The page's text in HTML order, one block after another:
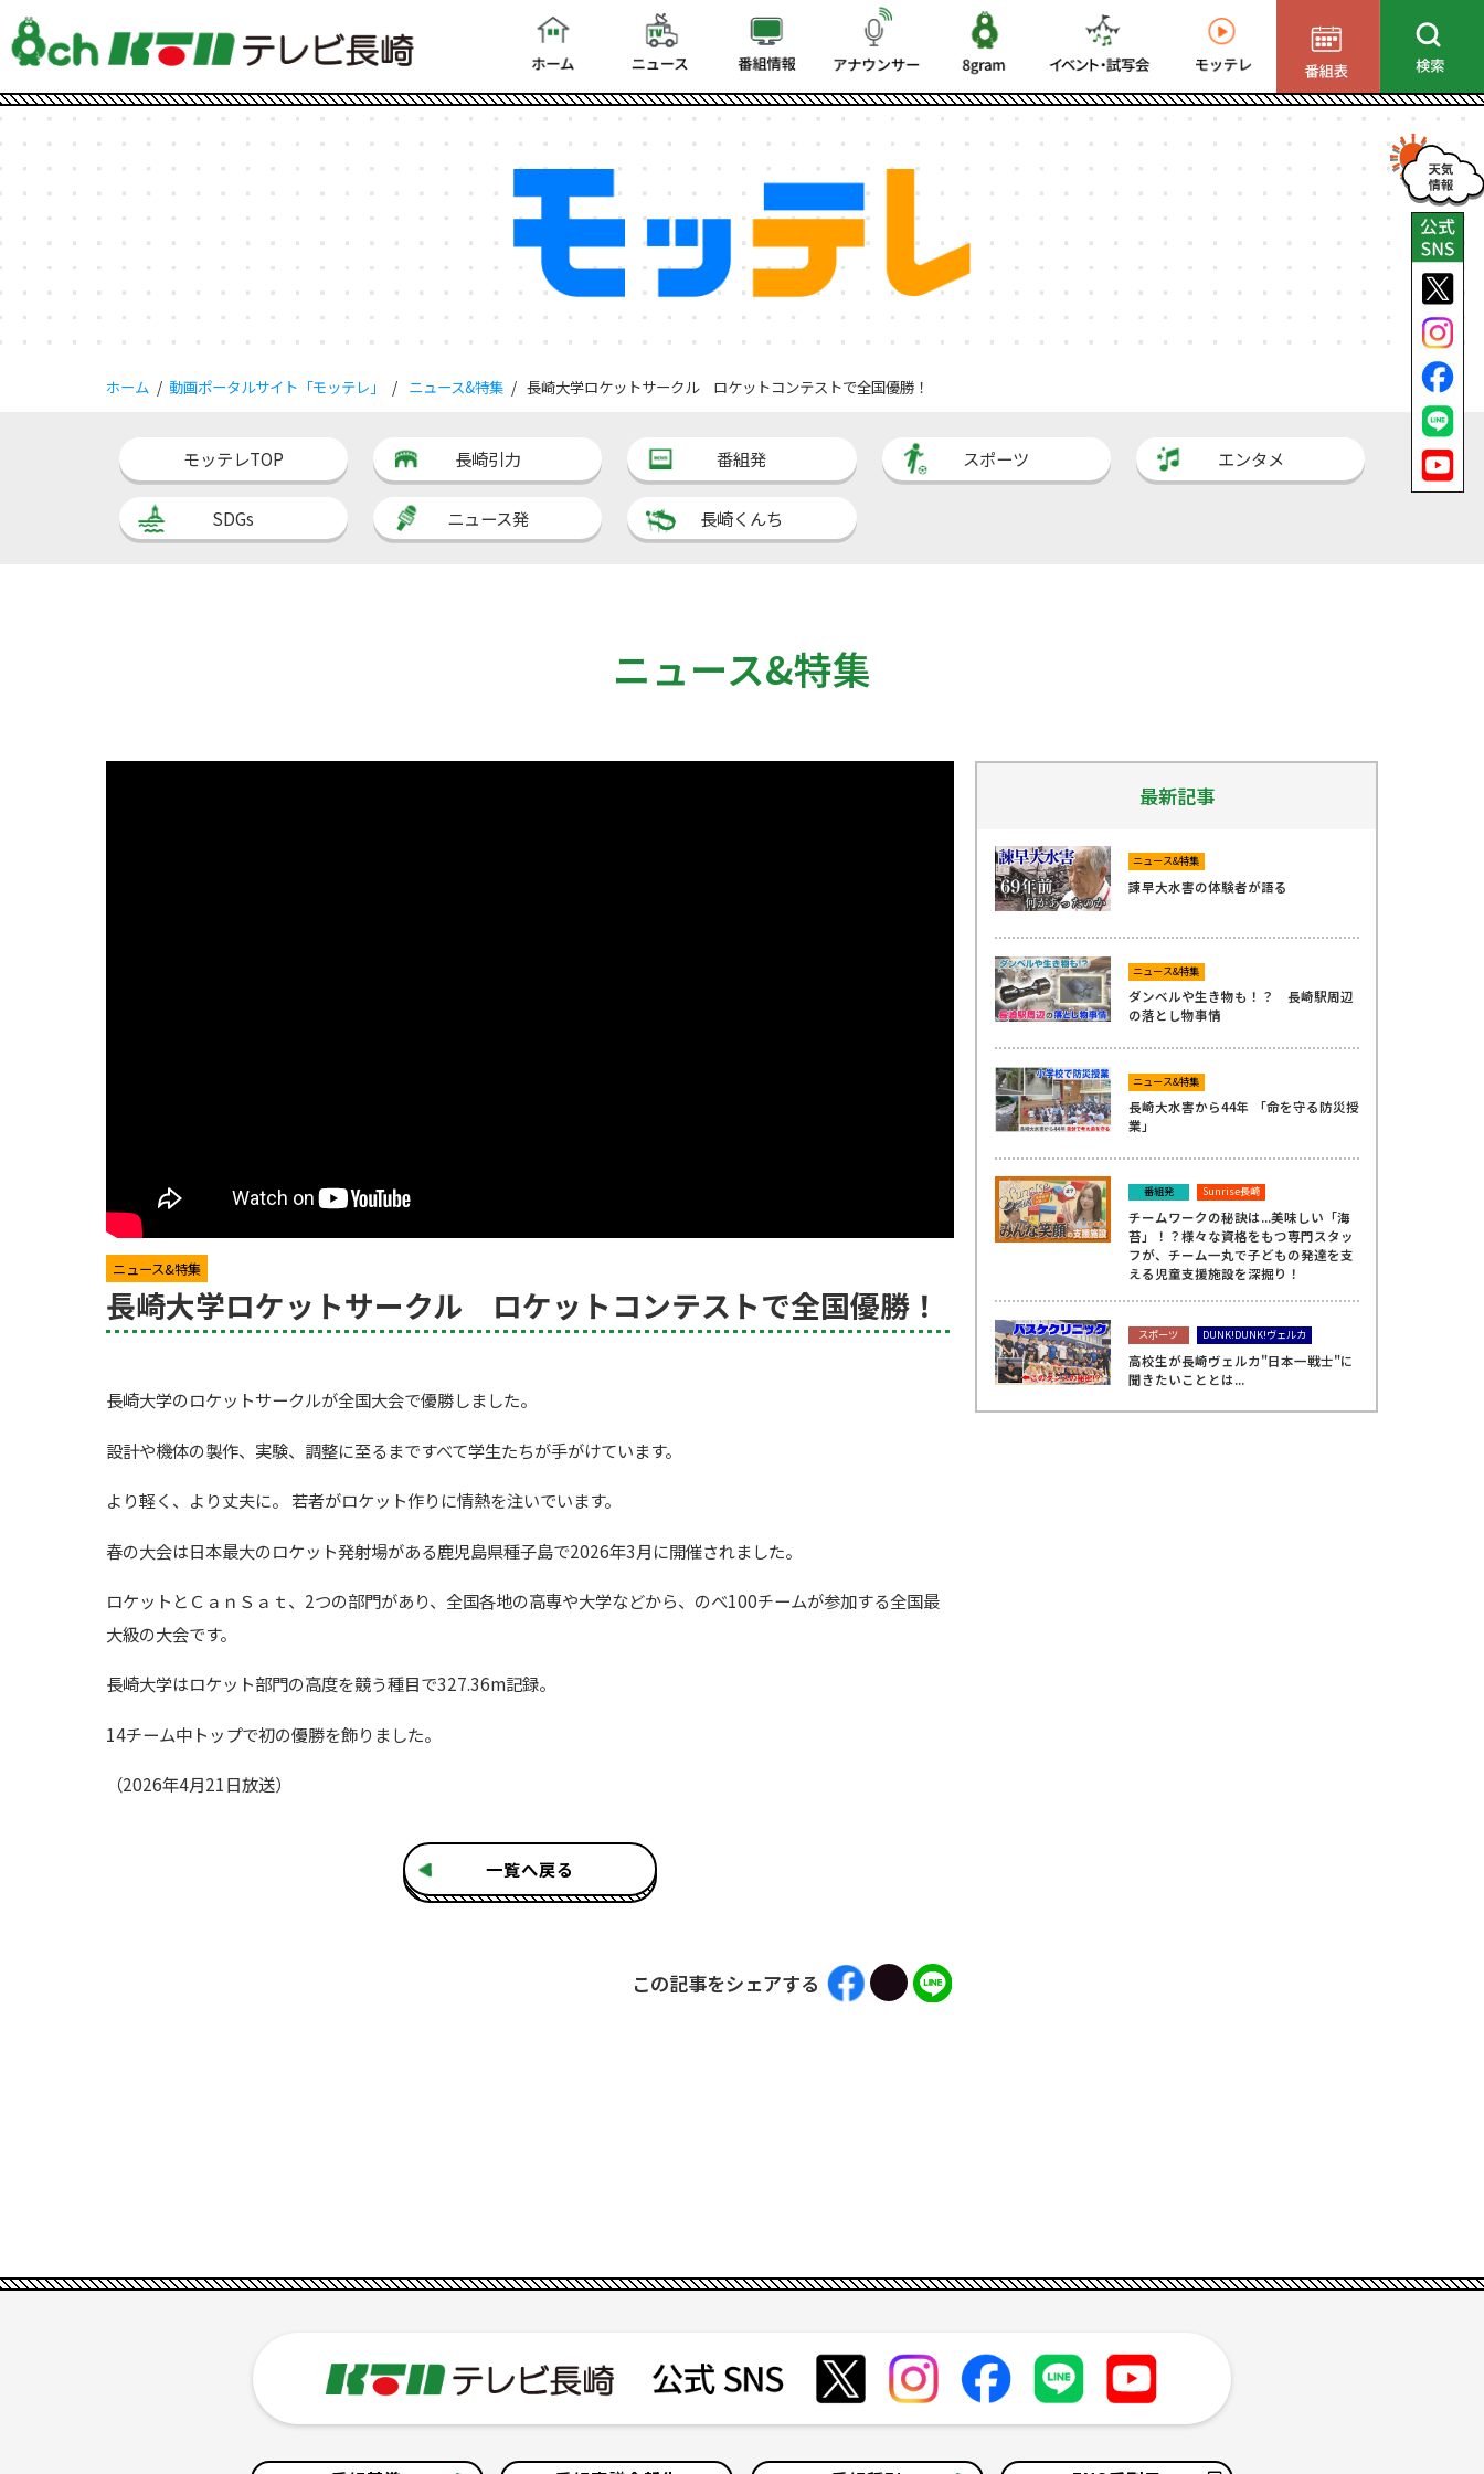
ホーム 動画ポータルサイト「モッテレ」 ニュース&特集 長崎大学ロケットサークル ロケットコンテストで全国優勝！
モッテレTOP 長崎引力 番組発 スポーツ エンタメ
SDGs ニュース発 長崎くんち
ニュース&特集
ニュース&特集
長崎大学ロケットサークル ロケットコンテストで全国優勝！
長崎大学のロケットサークルが全国大会で優勝しました。
設計や機体の製作、実験、調整に至るまですべて学生たちが手がけています。
より軽く、より丈夫に。 若者がロケット作りに情熱を注いでいます。
春の大会は日本最大のロケット発射場がある鹿児島県種子島で2026年3月に開催されました。
ロケットとＣａｎＳａｔ、2つの部門があり、全国各地の高専や大学などから、のべ100チームが参加する全国最
大級の大会です。
長崎大学はロケット部門の高度を競う種目で327.36m記録。
14チーム中トップで初の優勝を飾りました。
（2026年4月21日放送）
一覧へ戻る
この記事をシェアする
最新記事
ニュース&特集
諫早大水害の体験者が語る
ニュース&特集
ダンベルや生き物も！？ 長崎駅周辺
の落とし物事情
ニュース&特集
長崎大水害から44年 「命を守る防災授
業」
番組発 Sunrise長崎
チームワークの秘訣は...美味しい「海
苔」！？様々な資格をもつ専門スタッ
フが、チーム一丸で子どもの発達を支
える児童支援施設を深掘り！
スポーツ DUNK!DUNK!ヴェルカ
高校生が長崎ヴェルカ"日本一戦士"に
聞きたいこととは...